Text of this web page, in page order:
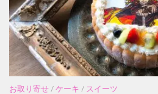
お取り寄せ / ケーキ / スイーツ